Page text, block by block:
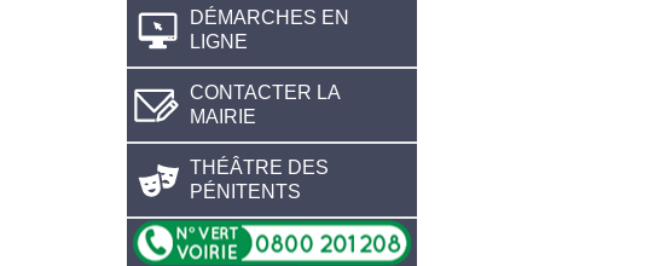
DÉMARCHES EN
LIGNE
CONTACTER LA
MAIRIE
THÉÂTRE DES
PÉNITENTS